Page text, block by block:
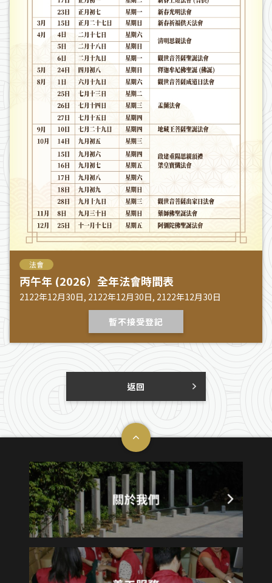
法會
丙午年 (2026）全年法會時間表
2122年12月30日, 2122年12月30日, 2122年12月30日
暫不接受登記
返回